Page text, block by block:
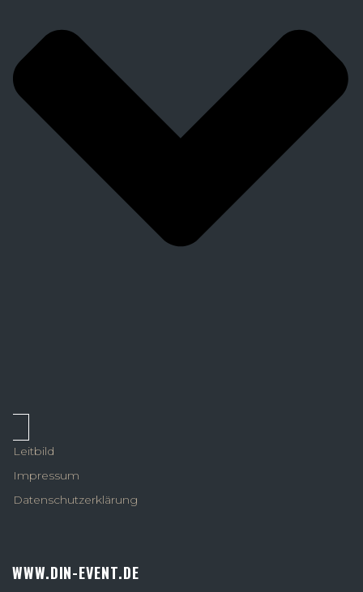
Leitbild
Impressum
Datenschutzerklärung
WWW.DIN-EVENT.DE